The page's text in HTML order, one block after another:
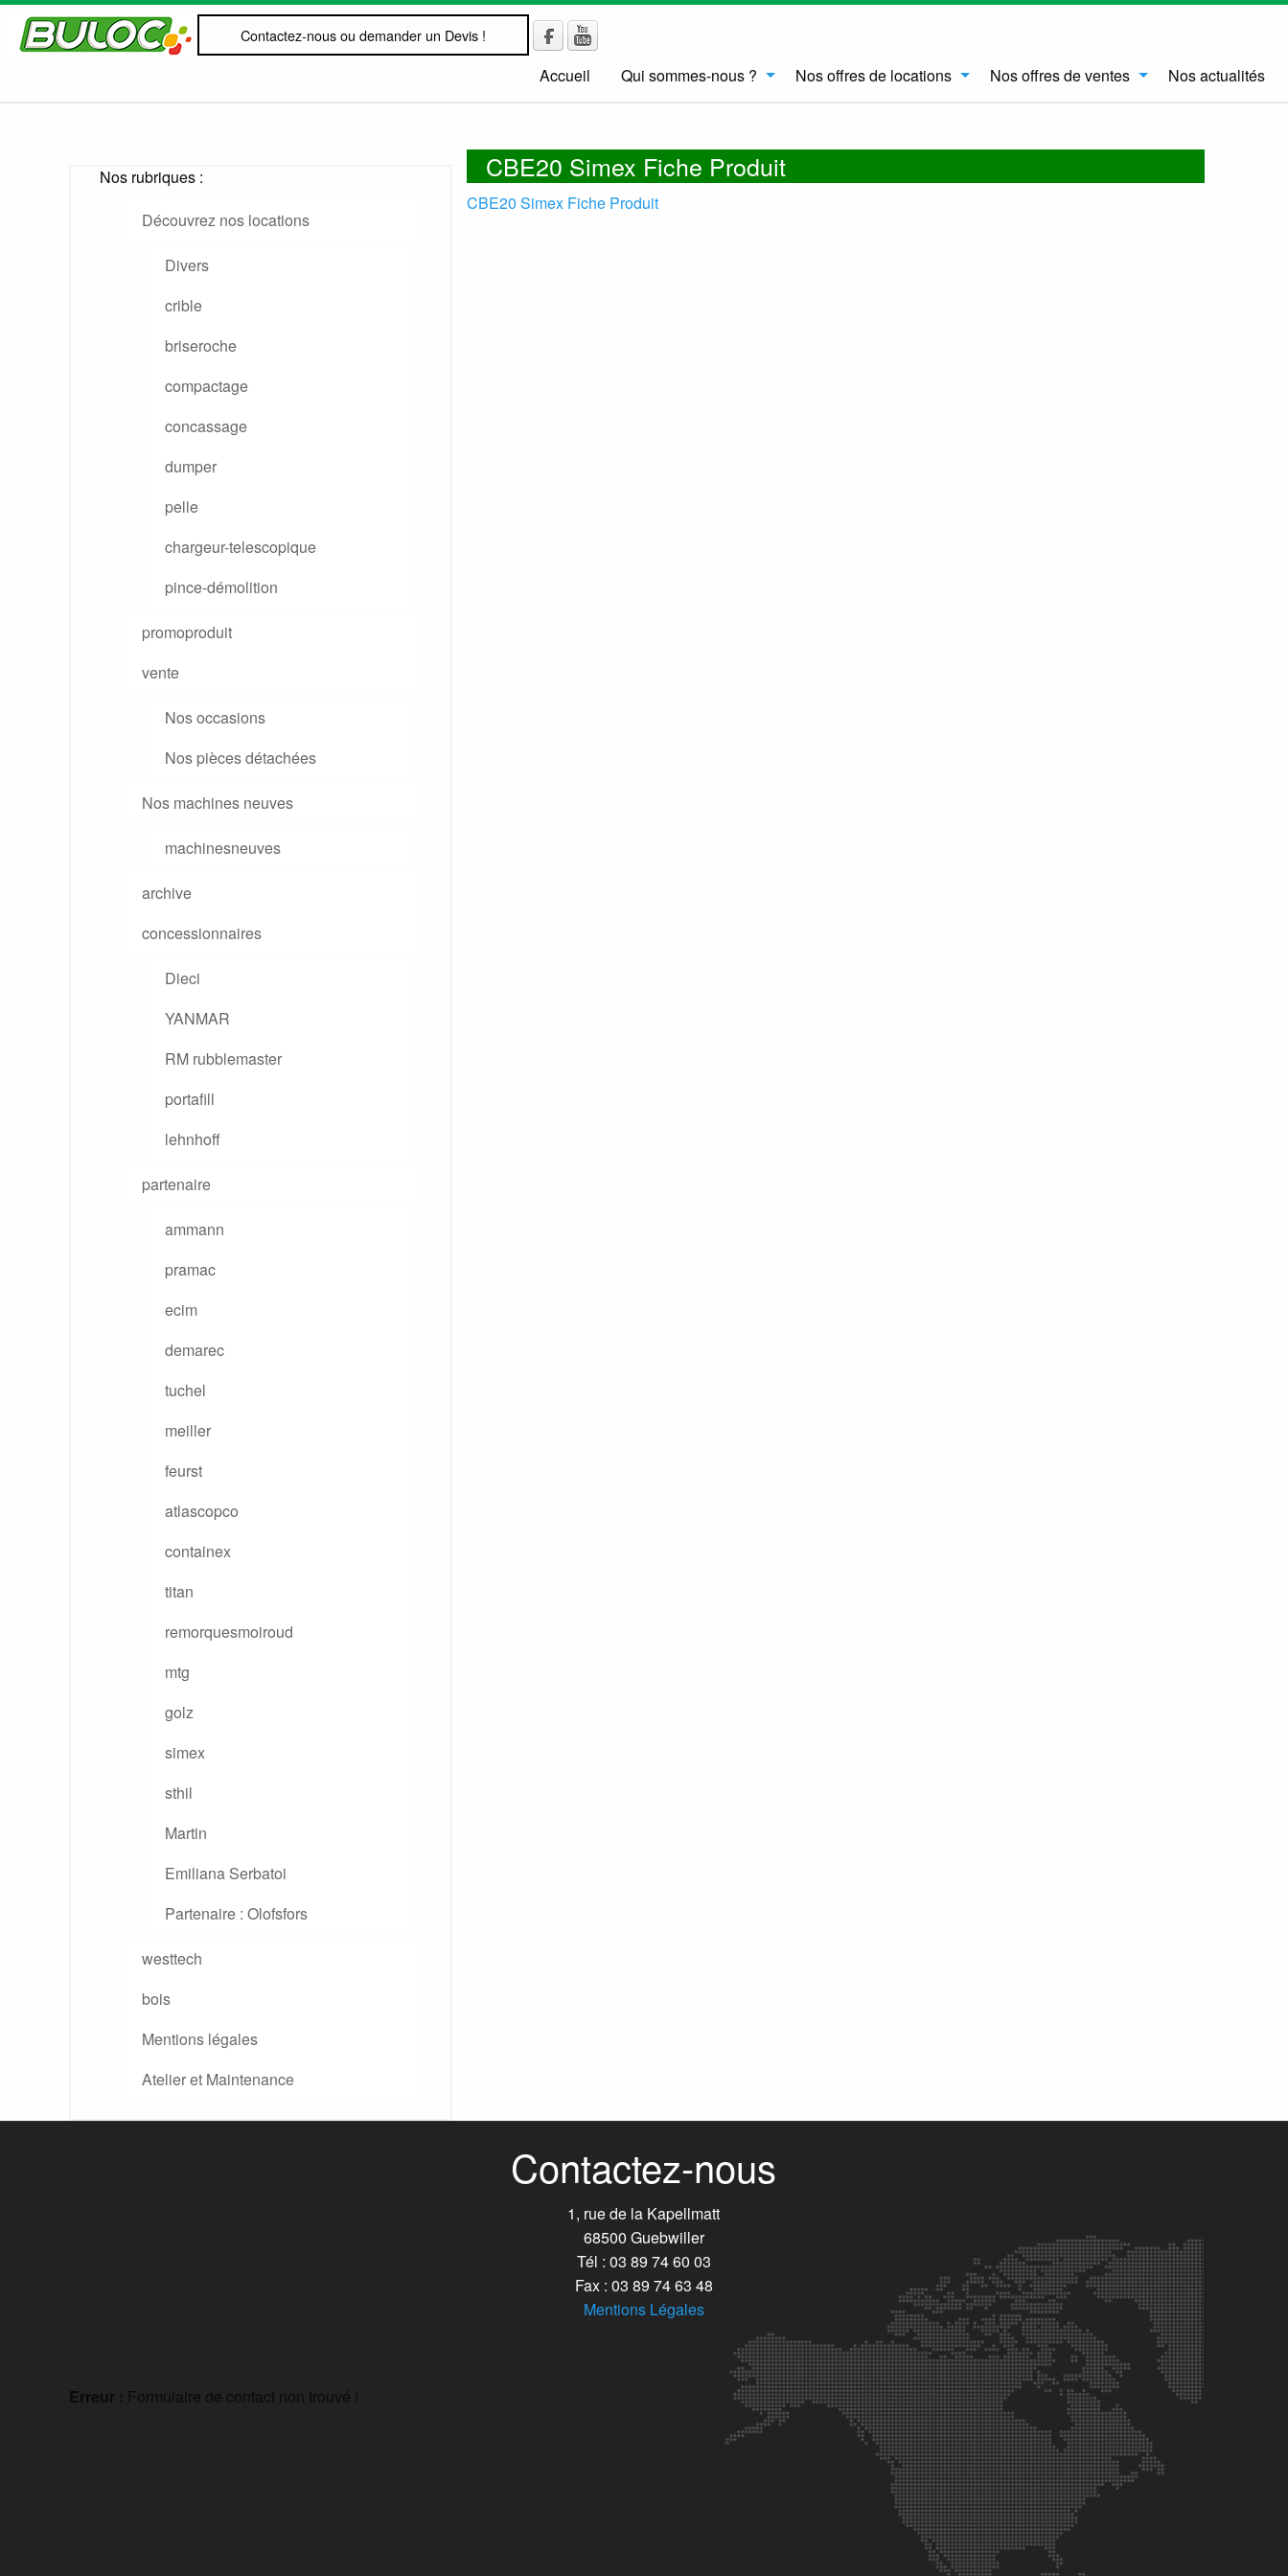
Contactez-nous ou demander un Devis !
Accueil Qui sommes-nous ? Nos offres de locations Nos offres de ventes Nos actualités
Nos rubriques :
Découvrez nos locations
Divers
crible
briseroche
compactage
concassage
dumper
pelle
chargeur-telescopique
pince-démolition
promoproduit
vente
Nos occasions
Nos pièces détachées
Nos machines neuves
machinesneuves
archive
concessionnaires
Dieci
YANMAR
RM rubblemaster
portafill
lehnhoff
partenaire
ammann
pramac
ecim
demarec
tuchel
meiller
feurst
atlascopco
containex
titan
remorquesmoiroud
mtg
golz
simex
sthil
Martin
Emiliana Serbatoi
Partenaire : Olofsfors
westtech
bois
Mentions légales
Atelier et Maintenance
CBE20 Simex Fiche Produit
CBE20 Simex Fiche Produit
Contactez-nous
1, rue de la Kapellmatt
68500 Guebwiller
Tél : 03 89 74 60 03
Fax : 03 89 74 63 48
Mentions Légales
Erreur : Formulaire de contact non trouvé !